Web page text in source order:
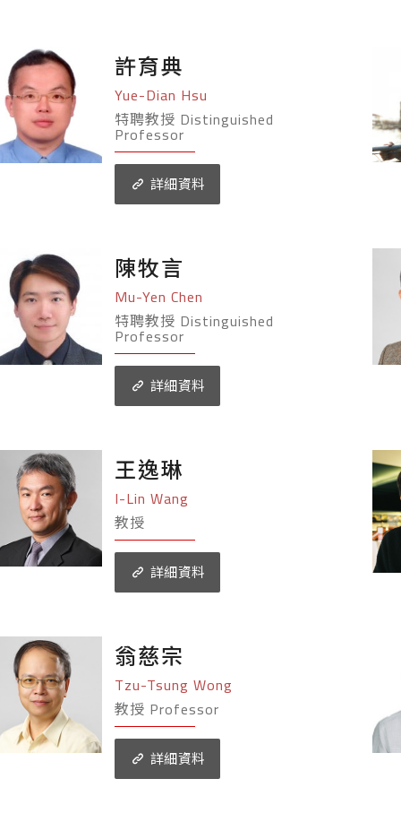
許育典
Yue-Dian Hsu
特聘教授 Distinguished
Professor
詳細資料
陳牧言
Mu-Yen Chen
特聘教授 Distinguished
Professor
詳細資料
王逸琳
I-Lin Wang
教授
詳細資料
翁慈宗
Tzu-Tsung Wong
教授 Professor
詳細資料